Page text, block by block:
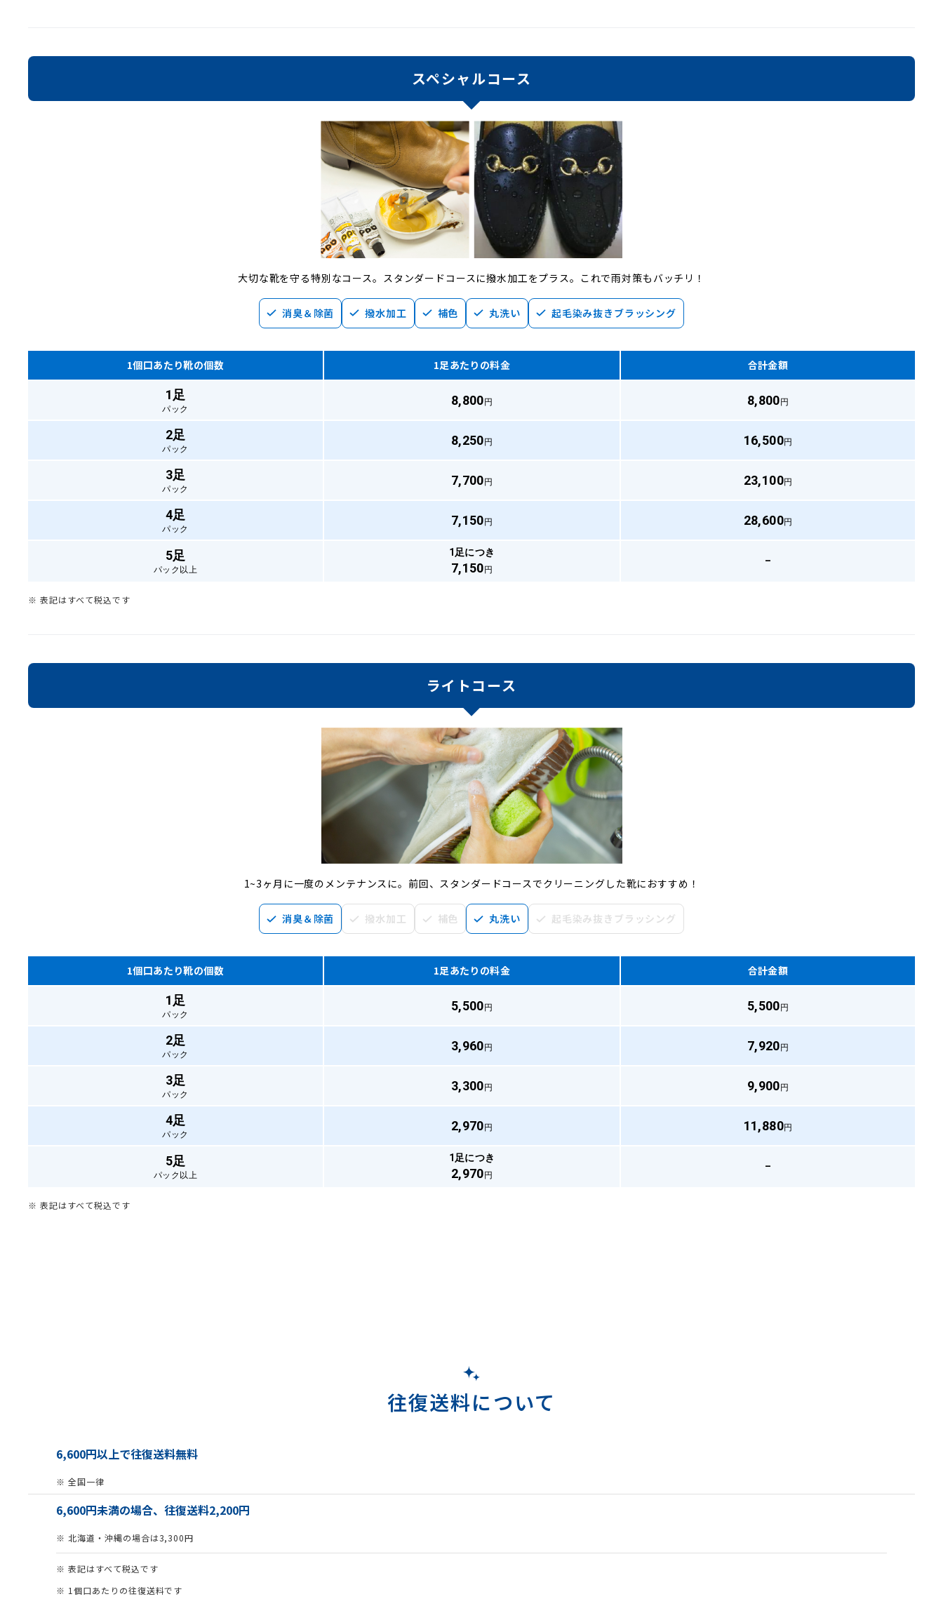
スペシャルコース
大切な靴を守る特別なコース。スタンダードコースに撥水加工をプラス。これで雨対策もバッチリ！
消臭＆除菌 撥水加工 補色 丸洗い 起毛染み抜きブラッシング
1個口あたり靴の個数 1足あたりの料金 合計金額
1足
パック
8,800円 8,800円
2足
パック
8,250円 16,500円
3足
パック
7,700円 23,100円
4足
パック
7,150円 28,600円
5足
パック以上
1足につき
7,150円
–
※ 表記はすべて税込です
ライトコース
1~3ヶ月に一度のメンテナンスに。前回、スタンダードコースでクリーニングした靴におすすめ！
消臭＆除菌 撥水加工 補色 丸洗い 起毛染み抜きブラッシング
1個口あたり靴の個数 1足あたりの料金 合計金額
1足
パック
5,500 円 5,500 円
2足
パック
3,960 円 7,920 円
3足
パック
3,300 円 9,900 円
4足
パック
2,970 円 11,880円
5足
パック以上
1足につき
2,970 円
–
※ 表記はすべて税込です
往復送料について
6,600円以上で往復送料無料
※ 全国一律
6,600円未満の場合、往復送料2,200円
※ 北海道・沖縄の場合は3,300円
※ 表記はすべて税込です
※ 1個口あたりの往復送料です